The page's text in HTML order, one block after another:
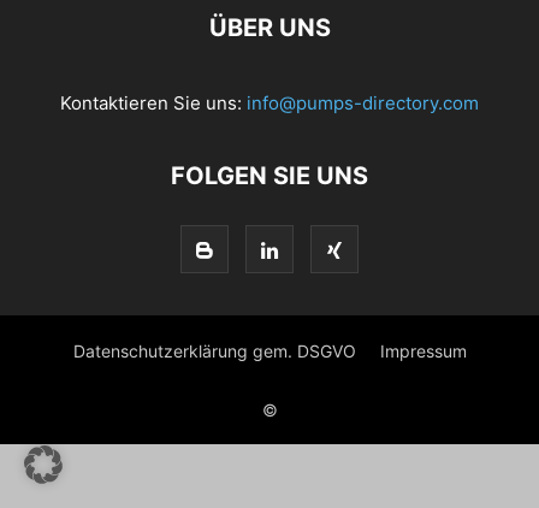
ÜBER UNS
Kontaktieren Sie uns: info@pumps-directory.com
FOLGEN SIE UNS
Datenschutzerklärung gem. DSGVO Impressum
©